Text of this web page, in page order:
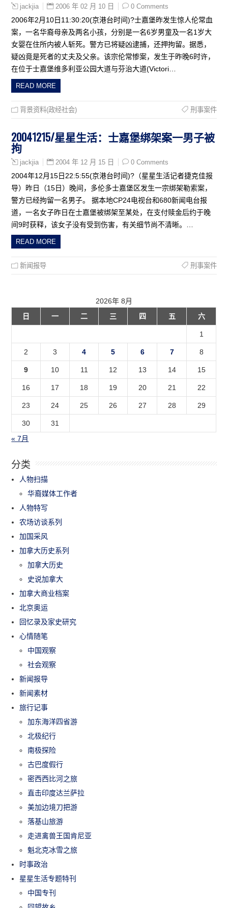
jackjia 2006 年 02 月 10 日 0 Comments
2006年2月10日11:30:20(京港台时间)?士嘉堡昨发生惊人伦常血
案，一名华裔母亲及两名小孩，分别是一名6岁男童及一名1岁大
女婴在住所内被人斩死。警方已将疑凶逮捕，还押拘留。据悉，
疑凶竟是死者的丈夫及父亲。该宗伦常惨案，发生于昨晚6时许，
在位于士嘉堡维多利亚公园大道与芬治大道(Victori…
READ MORE
背景资料(政经社会) 刑事案件
20041215/星星生活：士嘉堡绑架案一男子被
拘
jackjia 2004 年 12 月 15 日 0 Comments
2004年12月15日22:5:55(京港台时间)?（星星生活记者捷克佳报
导）昨日（15日）晚间，多伦多士嘉堡区发生一宗绑架勒索案，
警方已经拘留一名男子。 据本地CP24电视台和680新闻电台报
道，一名女子昨日在士嘉堡被绑架至某处，在支付赎金后约于晚
间9时获释，该女子没有受到伤害，有关细节尚不清晰。…
READ MORE
新闻报导 刑事案件
2026年 8月
日
一 二 三 四 五 六
1
2 3 4 5 6 7 8
9 10 11 12 13 14 15
16 17 18 19 20 21 22
23 24 25 26 27 28 29
30
31
« 7月
分类
人物扫描
华裔媒体工作者
人物特写
农场访谈系列
加国采风
加拿大历史系列
加拿大历史
史说加拿大
加拿大商业档案
北京奥运
回忆录及家史研究
心情随笔
中国观察
社会观察
新闻报导
新闻素材
旅行记事
加东海洋四省游
北极纪行
南极探险
古巴度假行
密西西比河之旅
直击印度达兰萨拉
美加边境刀把游
落基山旅游
走进禽兽王国肯尼亚
魁北克冰雪之旅
时事政治
星星生活专题特刊
中国专刊